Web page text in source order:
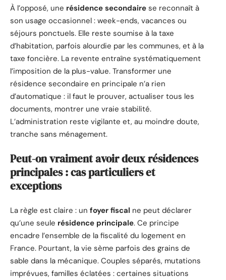
À l’opposé, une résidence secondaire se reconnaît à
son usage occasionnel : week-ends, vacances ou
séjours ponctuels. Elle reste soumise à la taxe
d’habitation, parfois alourdie par les communes, et à la
taxe foncière. La revente entraîne systématiquement
l’imposition de la plus-value. Transformer une
résidence secondaire en principale n’a rien
d’automatique : il faut le prouver, actualiser tous les
documents, montrer une vraie stabilité.
L’administration reste vigilante et, au moindre doute,
tranche sans ménagement.
Peut-on vraiment avoir deux résidences
principales : cas particuliers et
exceptions
La règle est claire : un foyer fiscal ne peut déclarer
qu’une seule résidence principale. Ce principe
encadre l’ensemble de la fiscalité du logement en
France. Pourtant, la vie sème parfois des grains de
sable dans la mécanique. Couples séparés, mutations
imprévues, familles éclatées : certaines situations